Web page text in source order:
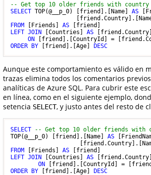
-- Get top 10 older friends with country
SELECT TOP(@__p_0) [friend].[Name] AS
FROM [Friends] AS
LEFT JOIN [Countries] AS
ON [friend].[CountryId] =
ORDER BY [friend].[Age] DESC
Aunque este comportamiento es válido en
trazas elimina todos los comentarios
analíticas de Azure SQL. Para cubrir este
en línea, como en el siguiente ejemplo,
setencia SELECT, y justo antes del resto de
SELECT
-- Get top 10 older friends with
TOP(@__p_0) [friend].[Name] AS
FROM [Friends] AS
LEFT JOIN [Countries] AS
ON [friend].[CountryId] =
ORDER BY [friend].[Age] DESC